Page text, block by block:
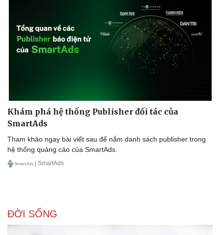
Khám phá hệ thống Publisher đối tác của
SmartAds
Tham khảo ngay bài viết sau để nắm danh sách publisher trong
hệ thống quảng cáo của SmartAds.
| SmartAds
ĐỜI SỐNG